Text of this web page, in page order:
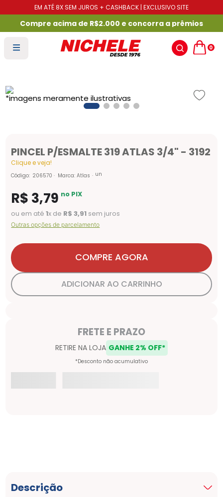
EM ATÉ 8X SEM JUROS + CASHBACK | EXCLUSIVO SITE
Compre acima de R$2.000 e concorra a prêmios
0
PINCEL P/ESMALTE 319 ATLAS 3/4" - 3192
Clique e veja!
Código: 206570 Marca:Atlas un
R$ 3,79 no PIX
ou em até1x de R$ 3,91 sem juros
Outras opções de parcelamento
COMPRE AGORA
ADICIONAR AO CARRINHO
Descrição